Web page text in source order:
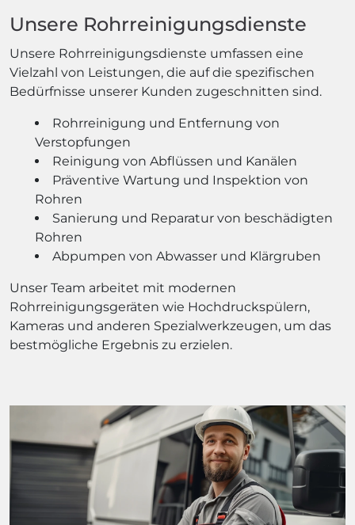
Unsere Rohrreinigungsdienste
Unsere Rohrreinigungsdienste umfassen eine
Vielzahl von Leistungen, die auf die spezifischen
Bedürfnisse unserer Kunden zugeschnitten sind.
Rohrreinigung und Entfernung von
Verstopfungen
Reinigung von Abflüssen und Kanälen
Präventive Wartung und Inspektion von
Rohren
Sanierung und Reparatur von beschädigten
Rohren
Abpumpen von Abwasser und Klärgruben
Unser Team arbeitet mit modernen
Rohrreinigungsgeräten wie Hochdruckspülern,
Kameras und anderen Spezialwerkzeugen, um das
bestmögliche Ergebnis zu erzielen.